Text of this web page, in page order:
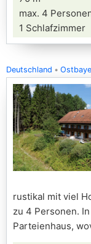
max. 4
1 Schlafzimmer
Deutschland
rustikal mit viel
zu 4 Personen.
Parteienhaus,